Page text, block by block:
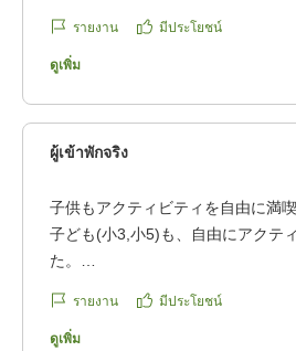
รายงาน มีประโยชน์
ดูเพิ่ม
ผู้เข้าพักจริง
子供もアクティビティを自由に満
子ども(小3,小5)も、自由にアクテ
た。
https://review.travel.rakuten.co.jp/
reviewId=33123478249035
รายงาน มีประโยชน์
ดูเพิ่ม